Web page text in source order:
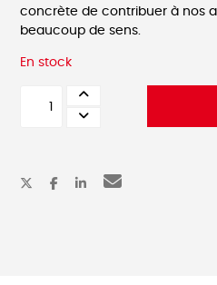
concrète de contribuer à nos
beaucoup de sens.
En stock